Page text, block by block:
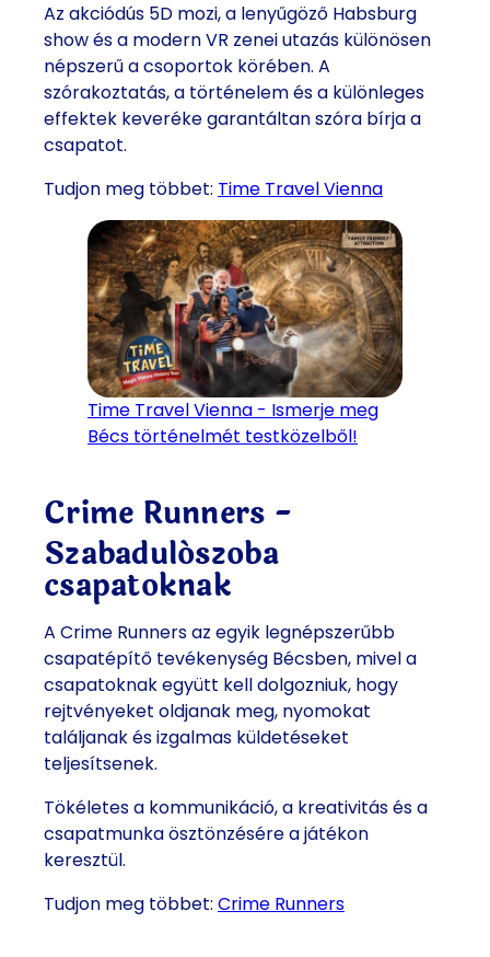
Az akciódús 5D mozi, a lenyűgöző Habsburg
show és a modern VR zenei utazás különösen
népszerű a csoportok körében. A
szórakoztatás, a történelem és a különleges
effektek keveréke garantáltan szóra bírja a
csapatot.
Tudjon meg többet: Time Travel Vienna
Time Travel Vienna - Ismerje meg
Bécs történelmét testközelből!
Crime Runners -
Szabadulószoba
csapatoknak
A Crime Runners az egyik legnépszerűbb
csapatépítő tevékenység Bécsben, mivel a
csapatoknak együtt kell dolgozniuk, hogy
rejtvényeket oldjanak meg, nyomokat
találjanak és izgalmas küldetéseket
teljesítsenek.
Tökéletes a kommunikáció, a kreativitás és a
csapatmunka ösztönzésére a játékon
keresztül.
Tudjon meg többet: Crime Runners